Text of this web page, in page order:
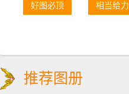
好图必顶 相当给力
推荐图册